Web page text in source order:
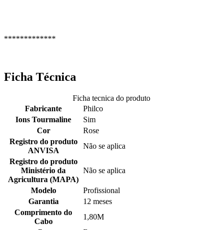
*************
Ficha Técnica
Ficha tecnica do produto
Fabricante
Philco
Ions Tourmaline
Sim
Cor
Rose
Registro do produto
ANVISA
Não se aplica
Registro do produto
Ministério da
Agricultura (MAPA)
Não se aplica
Modelo
Profissional
Garantia
12 meses
Comprimento do
Cabo
1,80M